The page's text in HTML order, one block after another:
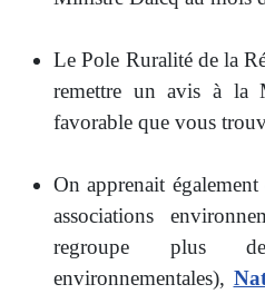
Le Pole Ruralité de la
remettre un avis à la
favorable que vous
On apprenait
associations
regroupe plus
environnementales),